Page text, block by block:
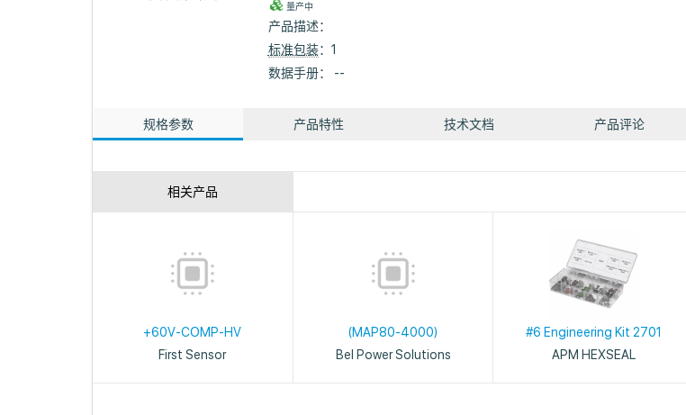
量产中
产品描述：
标准包装：1
数据手册： --
规格参数 产品特性 技术文档 产品评论
相关产品
+60V-COMP-HV
First Sensor
(MAP80-4000)
Bel Power Solutions
#6 Engineering Kit 2701
APM HEXSEAL